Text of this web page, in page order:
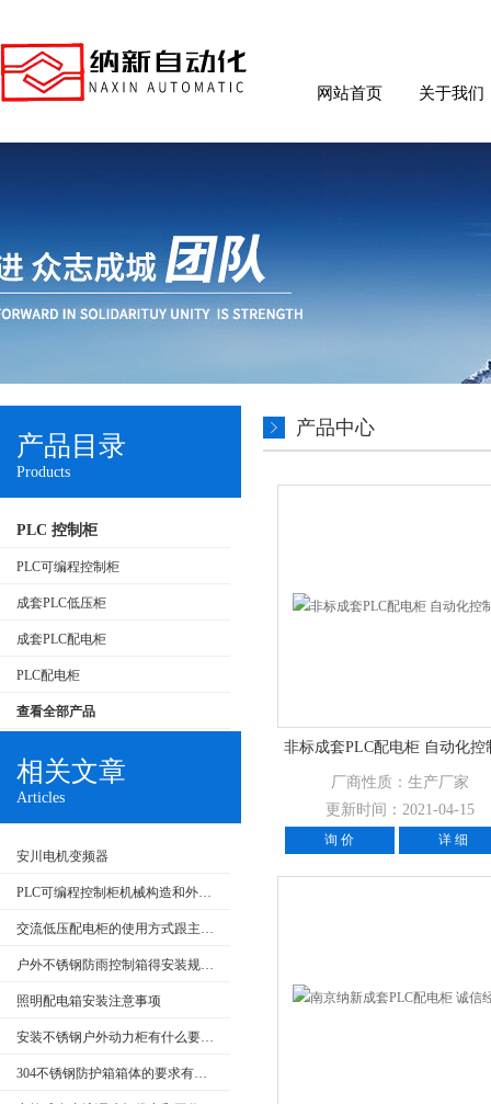
网站首页 关于我们
产品目录
Products
PLC 控制柜
PLC可编程控制柜
成套PLC低压柜
成套PLC配电柜
PLC配电柜
查看全部产品
相关文章
Articles
安川电机变频器
PLC可编程控制柜机械构造和外部回路的检查
交流低压配电柜的使用方式跟主要特点
户外不锈钢防雨控制箱得安装规范介绍，大家快来看
照明配电箱安装注意事项
安装不锈钢户外动力柜有什么要求呢
304不锈钢防护箱箱体的要求有哪些
产品中心
非标成套PLC配电柜 自动化控
厂商性质：生产厂家
更新时间：2021-04-15
询 价 详 细